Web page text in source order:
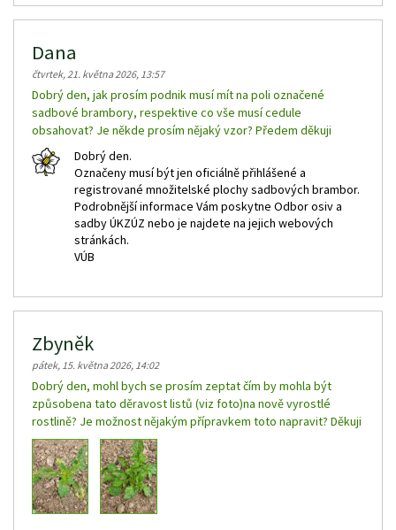
Dana
čtvrtek, 21. května 2026, 13:57
Dobrý den, jak prosím podnik musí mít na poli označené
sadbové brambory, respektive co vše musí cedule
obsahovat? Je někde prosím nějaký vzor? Předem děkuji
Dobrý den.
Označeny musí být jen oficiálně přihlášené a
registrované množitelské plochy sadbových brambor.
Podrobnější informace Vám poskytne Odbor osiv a
sadby ÚKZÚZ nebo je najdete na jejich webových
stránkách.
VÚB
Zbyněk
pátek, 15. května 2026, 14:02
Dobrý den, mohl bych se prosím zeptat čím by mohla být
způsobena tato děravost listů (viz foto)na nově vyrostlé
rostlině? Je možnost nějakým přípravkem toto napravit? Děkuji